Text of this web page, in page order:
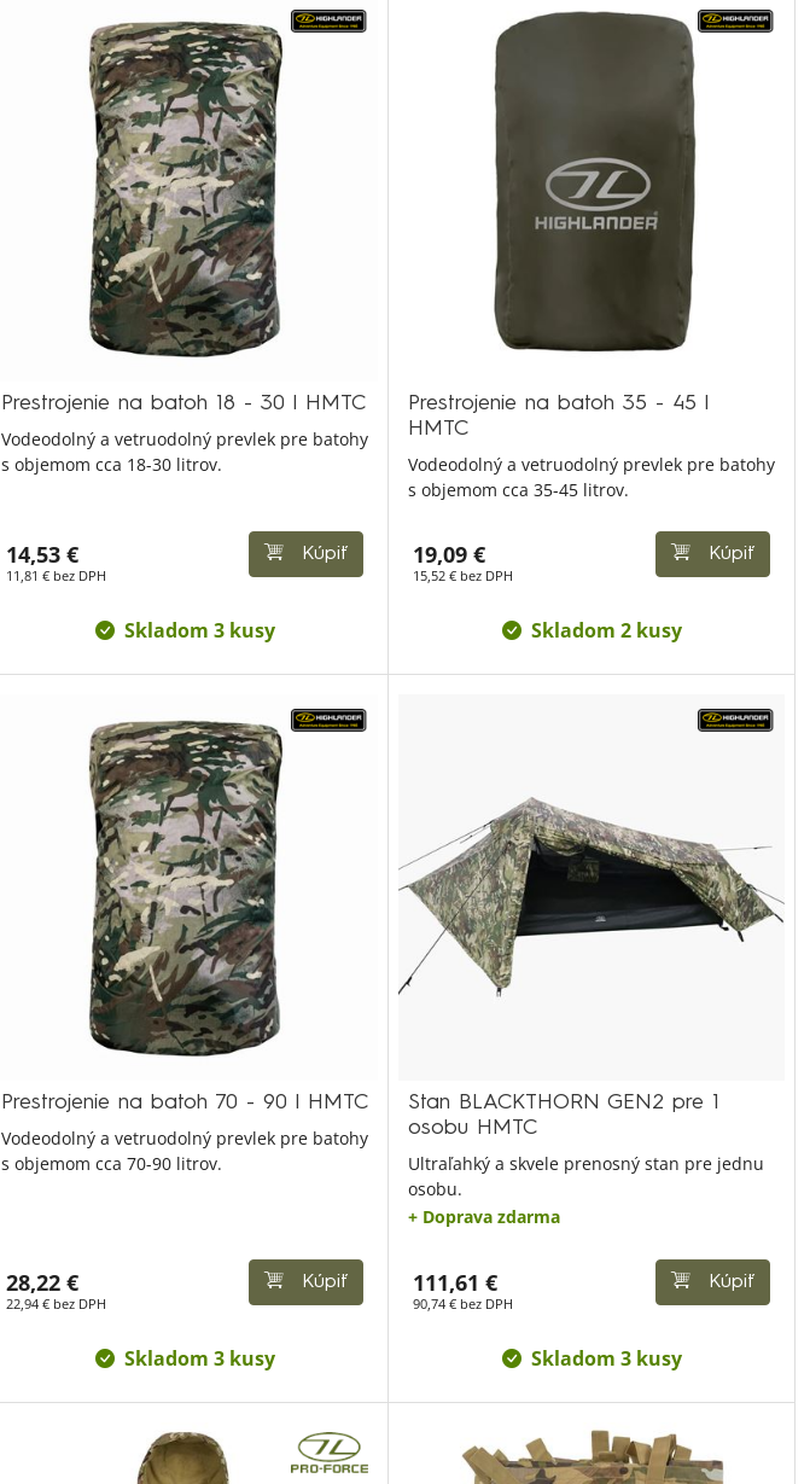
Prestrojenie na batoh 18 - 30 l HMTC
Vodeodolný a vetruodolný prevlek pre batohy
s objemom cca 18-30 litrov.
14,53 €
11,81 € bez DPH
Kúpiť
Skladom 3 kusy
Prestrojenie na batoh 35 - 45 l
HMTC
Vodeodolný a vetruodolný prevlek pre batohy
s objemom cca 35-45 litrov.
19,09 €
15,52 € bez DPH
Kúpiť
Skladom 2 kusy
Prestrojenie na batoh 70 - 90 l HMTC
Vodeodolný a vetruodolný prevlek pre batohy
s objemom cca 70-90 litrov.
28,22 €
22,94 € bez DPH
Kúpiť
Skladom 3 kusy
Stan BLACKTHORN GEN2 pre 1
osobu HMTC
Ultraľahký a skvele prenosný stan pre jednu
osobu.
+ Doprava zdarma
111,61 €
90,74 € bez DPH
Kúpiť
Skladom 3 kusy